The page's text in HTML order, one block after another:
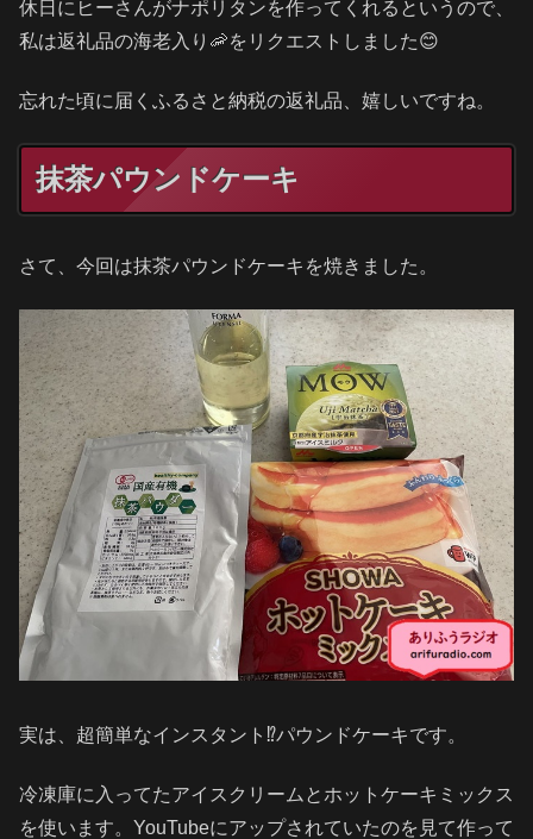
休日にヒーさんがナポリタンを作ってくれるというので、
私は返礼品の海老入り🦐をリクエストしました😊
忘れた頃に届くふるさと納税の返礼品、嬉しいですね。
抹茶パウンドケーキ
さて、今回は抹茶パウンドケーキを焼きました。
実は、超簡単なインスタント⁉️パウンドケーキです。
冷凍庫に入ってたアイスクリームとホットケーキミックス
を使います。YouTubeにアップされていたのを見て作って